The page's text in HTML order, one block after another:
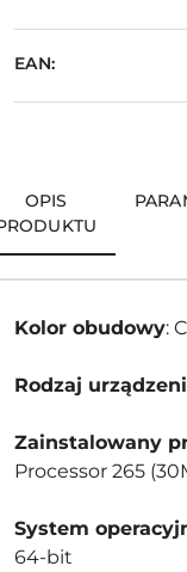
EAN:
OPIS
Kolor obudowy:
Rodzaj
Zainstalowany
Processor 265
System
64-bit